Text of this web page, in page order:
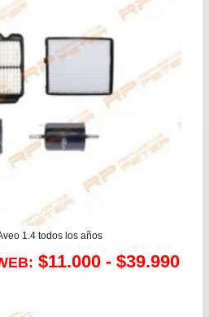
1.4 todos los años
$11.000 - $39.990